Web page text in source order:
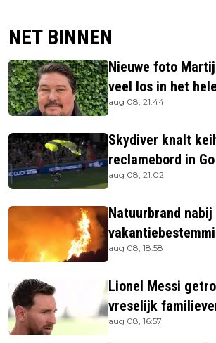
NET BINNEN
Nieuwe foto
veel los in het
aug 08, 21:44
Skydiver knalt
reclamebord in
stadion
aug 08, 21:02
Natuurbrand
uit verblijven
aug 08, 18:58
Lionel Messi
vreselijk
aug 08, 16:57